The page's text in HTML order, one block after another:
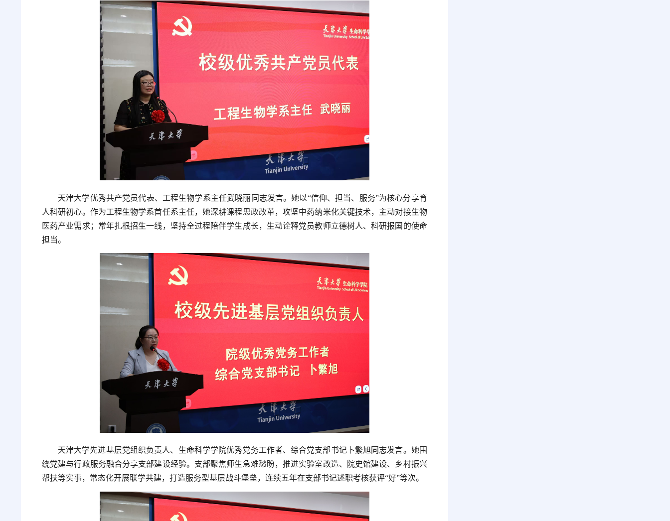
天津大学优秀共产党员代表、工程生物学系主任武晓丽同志发言。她以“信仰、担当、服务”为核心分享育
人科研初心。作为工程生物学系首任系主任，她深耕课程思政改革，攻坚中药纳米化关键技术，主动对接生物
医药产业需求；常年扎根招生一线，坚持全过程陪伴学生成长，生动诠释党员教师立德树人、科研报国的使命
担当。
天津大学先进基层党组织负责人、生命科学学院优秀党务工作者、综合党支部书记卜繁旭同志发言。她围
绕党建与行政服务融合分享支部建设经验。支部聚焦师生急难愁盼，推进实验室改造、院史馆建设、乡村振兴
帮扶等实事，常态化开展联学共建，打造服务型基层战斗堡垒，连续五年在支部书记述职考核获评“好”等次。